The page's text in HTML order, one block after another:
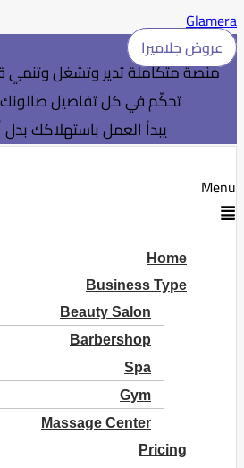
Glamera
عروض جلاميرا
منصة متكاملة تدير وتشغل وتنمي
تحكّم في كل تفاصيل
يبدأ العمل باستهلاكك
Menu
Home
Business Type
Beauty Salon
Barbershop
Spa
Gym
Massage Center
Pricing